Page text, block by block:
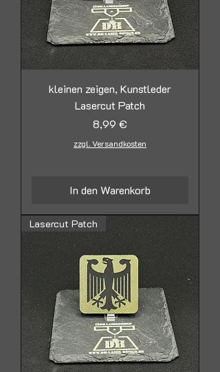
kleinen zeigen, Kunstleder
Lasercut Patch
Preis
8,99 €
zzgl. Versandkosten
In den Warenkorb
Lasercut Patch